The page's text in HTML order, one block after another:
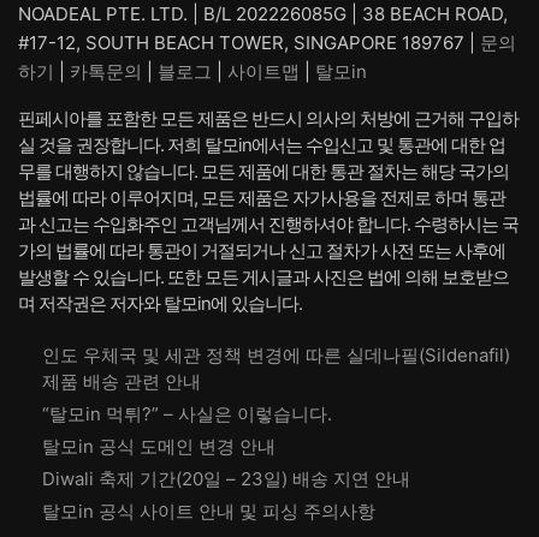
NOADEAL PTE. LTD. | B/L 202226085G | 38 BEACH ROAD,
#17-12, SOUTH BEACH TOWER, SINGAPORE 189767 | 문의
하기
카톡문의 블로그 사이트맵 탈모in
핀페시아를 포함한 모든 제품은 반드시 의사의 처방에 근거해 구입하
실 것을 권장합니다. 저희 탈모in에서는 수입신고 및 통관에 대한 업
무를 대행하지 않습니다. 모든 제품에 대한 통관 절차는 해당 국가의
법률에 따라 이루어지며, 모든 제품은 자가사용을 전제로 하며 통관
과 신고는 수입화주인 고객님께서 진행하셔야 합니다. 수령하시는 국
가의 법률에 따라 통관이 거절되거나 신고 절차가 사전 또는 사후에
발생할 수 있습니다. 또한 모든 게시글과 사진은 법에 의해 보호받으
며 저작권은 저자와 탈모in에 있습니다.
인도 우체국 및 세관 정책 변경에 따른 실데나필(Sildenafil)
제품 배송 관련 안내
“탈모in 먹튀?” – 사실은 이렇습니다.
탈모in 공식 도메인 변경 안내
Diwali 축제 기간(20일 – 23일) 배송 지연 안내
탈모in 공식 사이트 안내 및 피싱 주의사항